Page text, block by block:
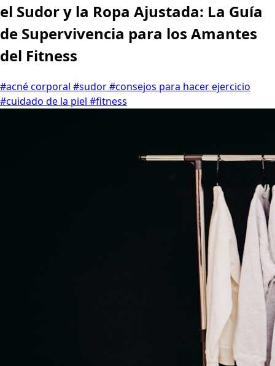
el Sudor y la Ropa Ajustada: La Guía
de Supervivencia para los Amantes
del Fitness
#acné corporal #sudor#consejos para hacer ejercicio
#cuidado de la piel #fitness